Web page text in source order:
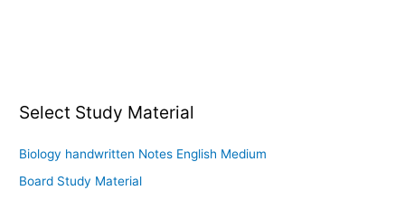
Select Study Material
Biology handwritten Notes English Medium
Board Study Material